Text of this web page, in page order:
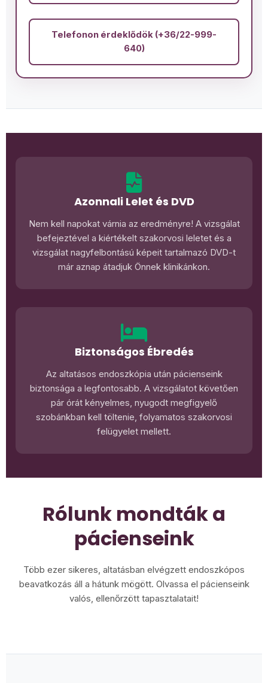
Telefonon érdeklődök (+36/22-999-
640)
Azonnali Lelet és DVD
Nem kell napokat várnia az eredményre! A vizsgálat
befejeztével a kiértékelt szakorvosi leletet és a
vizsgálat nagyfelbontású képeit tartalmazó DVD-t
már aznap átadjuk Önnek klinikánkon.
Biztonságos Ébredés
Az altatásos endoszkópia után pácienseink
biztonsága a legfontosabb. A vizsgálatot követően
pár órát kényelmes, nyugodt megfigyelő
szobánkban kell töltenie, folyamatos szakorvosi
felügyelet mellett.
Rólunk mondták a
pácienseink
Több ezer sikeres, altatásban elvégzett endoszkópos
beavatkozás áll a hátunk mögött. Olvassa el pácienseink
valós, ellenőrzött tapasztalatait!